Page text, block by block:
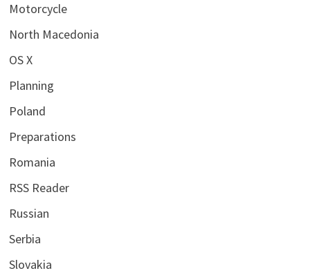
Motorcycle
North Macedonia
OS X
Planning
Poland
Preparations
Romania
RSS Reader
Russian
Serbia
Slovakia